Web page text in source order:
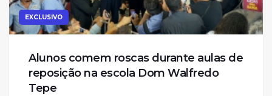
EXCLUSIVO
Alunos comem roscas durante aulas de
reposição na escola Dom Walfredo
Tepe